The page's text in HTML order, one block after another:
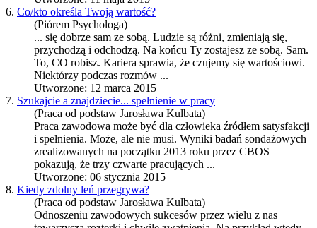
6. Co/kto określa Twoją wartość?
(Piórem Psychologa)
... się dobrze sam ze sobą. Ludzie są różni, zmieniają się,
przychodzą i odchodzą. Na końcu Ty zostajesz ze sobą. Sam.
To, CO robisz. Kariera sprawia, że czujemy się wartościowi.
Niektórzy podczas rozmów ...
Utworzone: 12 marca 2015
7. Szukajcie a znajdziecie... spełnienie w pracy
(Praca od podstaw Jarosława Kulbata)
Praca zawodowa może być dla człowieka źródłem satysfakcji
i spełnienia. Może, ale nie musi. Wyniki badań sondażowych
zrealizowanych na początku 2013 roku przez CBOS
pokazują, że trzy czwarte pracujących ...
Utworzone: 06 stycznia 2015
8. Kiedy zdolny leń przegrywa?
(Praca od podstaw Jarosława Kulbata)
Odnoszeniu zawodowych sukcesów przez wielu z nas